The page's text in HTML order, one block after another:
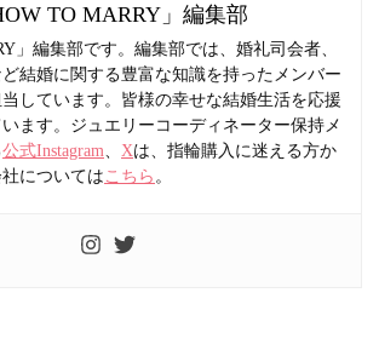
TO MARRY」編集部
」編集部です。編集部では、婚礼司会者、
結婚に関する豊富な知識を持ったメンバー
しています。皆様の幸せな結婚生活を応援
ます。ジュエリーコーディネーター保持メ
公式Instagram Xは、指輪購入に迷える方か
については こちら 。